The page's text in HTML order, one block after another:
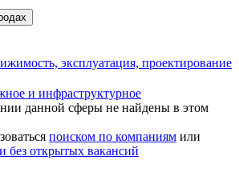
эксплуатация, проектирование
и инфраструктурное
данной сферы не найдены в этом
поиском по компаниям или
без открытых вакансий